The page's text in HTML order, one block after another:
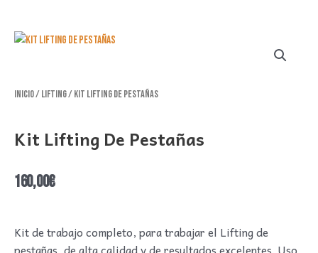
Inicio/Lifting/ Kit Lifting de Pestañas
Kit Lifting De Pestañas
160,00€
Kit de trabajo completo, para trabajar el Lifting de